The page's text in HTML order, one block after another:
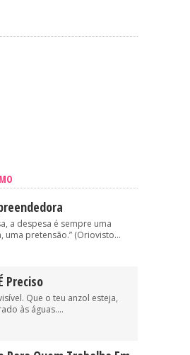
a despesa é sempre uma
uma pretensão.” (Oriovisto...
Preciso
Que o teu anzol esteja,
às águas....